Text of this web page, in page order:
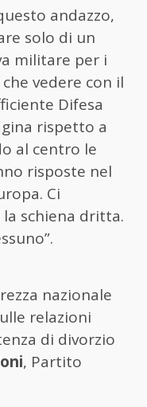
andazzo,
solo di un
militare per i
vedere con il
Difesa
rispetto a
al centro le
risposte nel
Ci
schiena dritta.
nazionale
relazioni
di divorzio
, Partito